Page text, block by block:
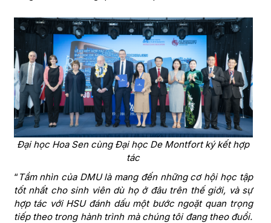
Đại học Hoa Sen cùng Đại học De Montfort ký kết hợp
tác
“ Tầm nhìn của DMU là mang đến những cơ hội học tập
tốt nhất cho sinh viên dù họ ở đâu trên thế giới, và sự
hợp tác với HSU đánh dấu một bước ngoặt quan trọng
tiếp theo trong hành trình mà chúng tôi đang theo đuổi.